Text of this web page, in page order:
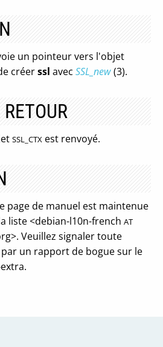
un pointeur vers l'objet
créerssl avec SSL_new (3).
SSL_CTX est renvoyé.
page de manuel est maintenue
liste <debian-l10n-french AT
Veuillez signaler toute
un rapport de bogue sur le